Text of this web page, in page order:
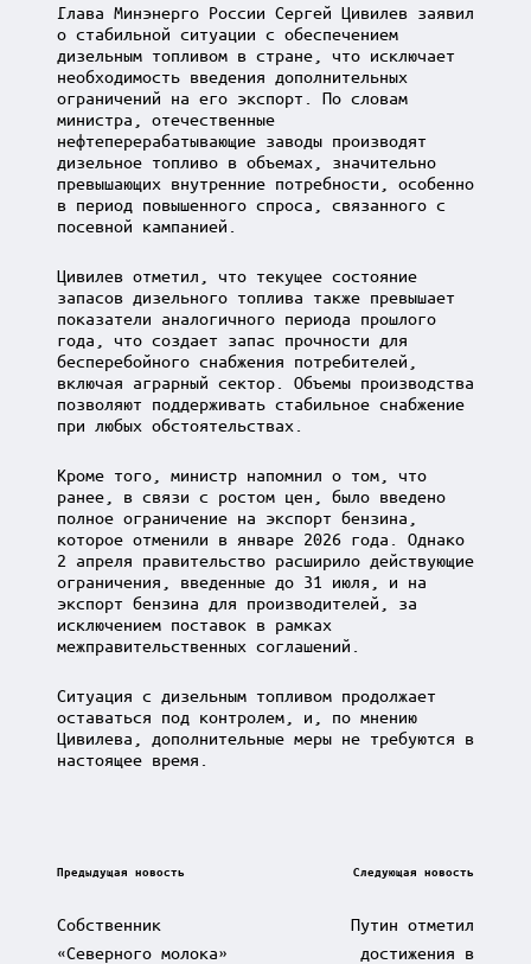
Глава Минэнерго России Сергей Цивилев заявил
о стабильной ситуации с обеспечением
дизельным топливом в стране, что исключает
необходимость введения дополнительных
ограничений на его экспорт. По словам
министра, отечественные
нефтеперерабатывающие заводы производят
дизельное топливо в объемах, значительно
превышающих внутренние потребности, особенно
в период повышенного спроса, связанного с
посевной кампанией.
Цивилев отметил, что текущее состояние
запасов дизельного топлива также превышает
показатели аналогичного периода прошлого
года, что создает запас прочности для
бесперебойного снабжения потребителей,
включая аграрный сектор. Объемы производства
позволяют поддерживать стабильное снабжение
при любых обстоятельствах.
Кроме того, министр напомнил о том, что
ранее, в связи с ростом цен, было введено
полное ограничение на экспорт бензина,
которое отменили в январе 2026 года. Однако
2 апреля правительство расширило действующие
ограничения, введенные до 31 июля, и на
экспорт бензина для производителей, за
исключением поставок в рамках
межправительственных соглашений.
Ситуация с дизельным топливом продолжает
оставаться под контролем, и, по мнению
Цивилева, дополнительные меры не требуются в
настоящее время.
Post
Предыдущая новость
Собственник
«Северного молока»
Следующая новость
Путин отметил
достижения в